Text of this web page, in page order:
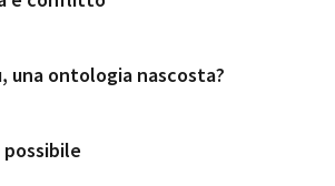
una ontologia nascosta?